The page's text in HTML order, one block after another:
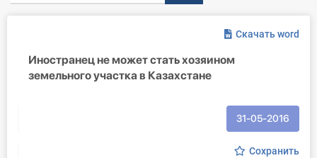
Главная ИС
Консультации
Скачать word
Иностранец не может стать хозяином
земельного участка в Казахстане
31-05-2016
Сохранить